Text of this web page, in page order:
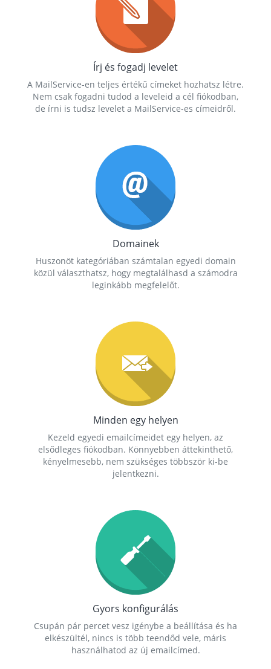
Írj és fogadj levelet
A MailService-en teljes értékű címeket hozhatsz létre.
Nem csak fogadni tudod a leveleid a cél fiókodban,
de írni is tudsz levelet a MailService-es címeidről.
Domainek
Huszonöt kategóriában számtalan egyedi domain
közül választhatsz, hogy megtalálhasd a számodra
leginkább megfelelőt.
Minden egy helyen
Kezeld egyedi emailcímeidet egy helyen, az
elsődleges fiókodban. Könnyebben áttekinthető,
kényelmesebb, nem szükséges többször ki-be
jelentkezni.
Gyors konfigurálás
Csupán pár percet vesz igénybe a beállítása és ha
elkészültél, nincs is több teendőd vele, máris
használhatod az új emailcímed.